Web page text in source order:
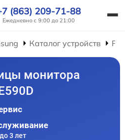
(863) 209-71-88
Ежедневно с 9:00 до 21:00
Каталог устройств
монитора
3 лет